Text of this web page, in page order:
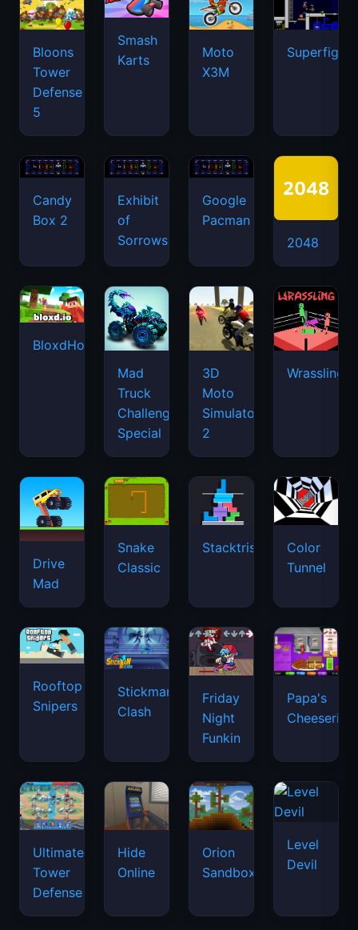
Bloons
Tower
Defense
5
Smash
Karts
Moto
X3M
Candy
Box 2
Exhibit
of
Sorrows
Google
Pacman
2048
BloxdHop.io
Mad
Truck
Challenge
Special
3D
Moto
Simulator
2
Wrassling
Drive
Mad
Snake
Classic
Stacktris
Color
Tunnel
Rooftop
Snipers
Stickman
Clash
Friday
Night
Funkin
Papa's
Cheeseria
Ultimate
Tower
Defense
Hide
Online
Orion
Sandbox
Level
Devil